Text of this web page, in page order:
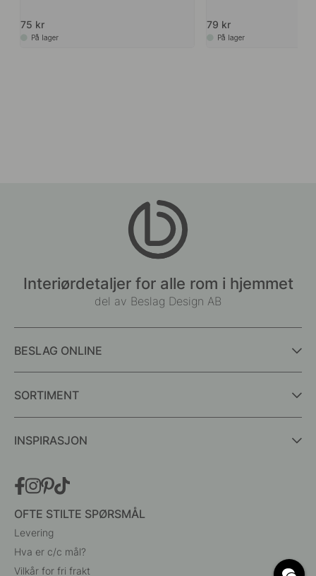
75 kr
På lager
79 kr
På lager
Interiørdetaljer for alle rom i hjemmet
del av Beslag Design AB
BESLAG ONLINE
SORTIMENT
INSPIRASJON
OFTE STILTE SPØRSMÅL
Levering
Hva er c/c mål?
Vilkår for fri frakt